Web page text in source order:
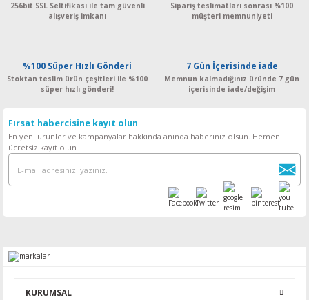
256bit SSL Seltifikası ile tam güvenli
alışveriş imkanı
Sipariş teslimatları sonrası %100
müşteri memnuniyeti
%100 Süper Hızlı Gönderi
Stoktan teslim ürün çeşitleri ile %100
süper hızlı gönderi!
7 Gün İçerisinde iade
Memnun kalmadığınız üründe 7 gün
içerisinde iade/değişim
Fırsat habercisine kayıt olun
En yeni ürünler ve kampanyalar hakkında anında haberiniz olsun. Hemen
ücretsiz kayıt olun
KURUMSAL